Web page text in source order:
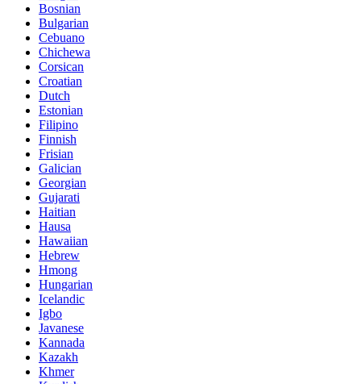
Bosnian
Bulgarian
Cebuano
Chichewa
Corsican
Croatian
Dutch
Estonian
Filipino
Finnish
Frisian
Galician
Georgian
Gujarati
Haitian
Hausa
Hawaiian
Hebrew
Hmong
Hungarian
Icelandic
Igbo
Javanese
Kannada
Kazakh
Khmer